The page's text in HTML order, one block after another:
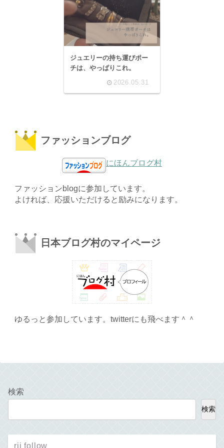
ジュエリーの持ち運びポー
チは、やっぱりこれ。
2026.05.31
ファッションブログ
にほんブログ村
ファッションblogに参加しています。
よければ、応援いただけると励みになります。
日本ブログ村のマイページ
ゆるっと参加しています。twitterにも飛べます＾＾
検索
検索
rii follow